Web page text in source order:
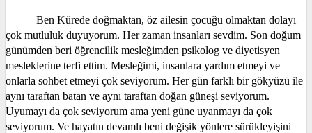
Ben Kürede doğmaktan, öz ailesin çocuğu olmaktan dolayı
çok mutluluk duyuyorum. Her zaman insanları sevdim. Son doğum
günümden beri öğrencilik mesleğimden psikolog ve diyetisyen
mesleklerine terfi ettim. Mesleğimi, insanlara yardım etmeyi ve
onlarla sohbet etmeyi çok seviyorum. Her gün farklı bir gökyüzü ile
aynı taraftan batan ve aynı taraftan doğan güneşi seviyorum.
Uyumayı da çok seviyorum ama yeni güne uyanmayı da çok
seviyorum. Ve hayatın devamlı beni değişik yönlere sürükleyişini